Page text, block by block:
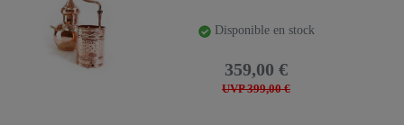
Disponible en stock
UVP 399,00 €
359,00 €